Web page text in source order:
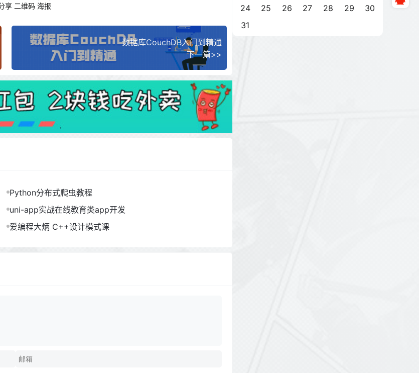
享 二维码 海报
数据库CouchDB入门到精通
下一篇>>
Python分布式爬虫教程
uni-app实战在线教育类app开发
爱编程大炳 C++设计模式课
24
25 26 27 28 29
30
31